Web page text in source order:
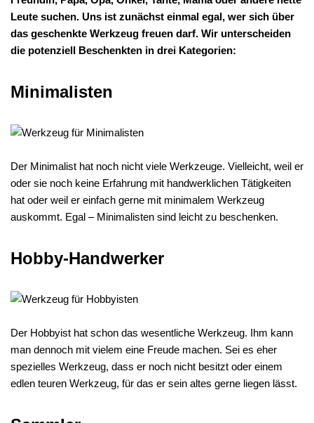
Leute suchen. Uns ist zunächst einmal egal, wer sich über
das geschenkte Werkzeug freuen darf. Wir unterscheiden
die potenziell Beschenkten in drei Kategorien:
Minimalisten
Der Minimalist hat noch nicht viele Werkzeuge. Vielleicht, weil er
oder sie noch keine Erfahrung mit handwerklichen Tätigkeiten
hat oder weil er einfach gerne mit minimalem Werkzeug
auskommt. Egal – Minimalisten sind leicht zu beschenken.
Hobby-Handwerker
Der Hobbyist hat schon das wesentliche Werkzeug. Ihm kann
man dennoch mit vielem eine Freude machen. Sei es eher
spezielles Werkzeug, dass er noch nicht besitzt oder einem
edlen teuren Werkzeug, für das er sein altes gerne liegen lässt.